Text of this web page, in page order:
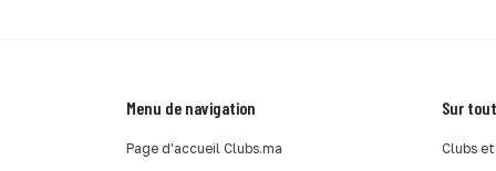
Menu de navigation
Page d'accueil Clubs.ma
Sur
Clubs